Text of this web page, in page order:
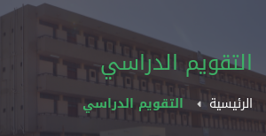
التقويم الدراسي
الرئيسية التقويم الدراسي